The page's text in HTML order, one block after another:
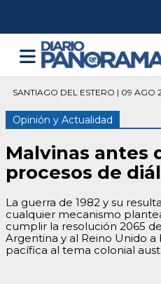
SANTIAGO DEL ESTERO | 09 AGO
Opinión y Actualidad
Malvinas antes
procesos de
La guerra de 1982 y su
cualquier mecanismo
cumplir la resolución 2065
Argentina y al Reino Unido a
pacífica al tema colonial